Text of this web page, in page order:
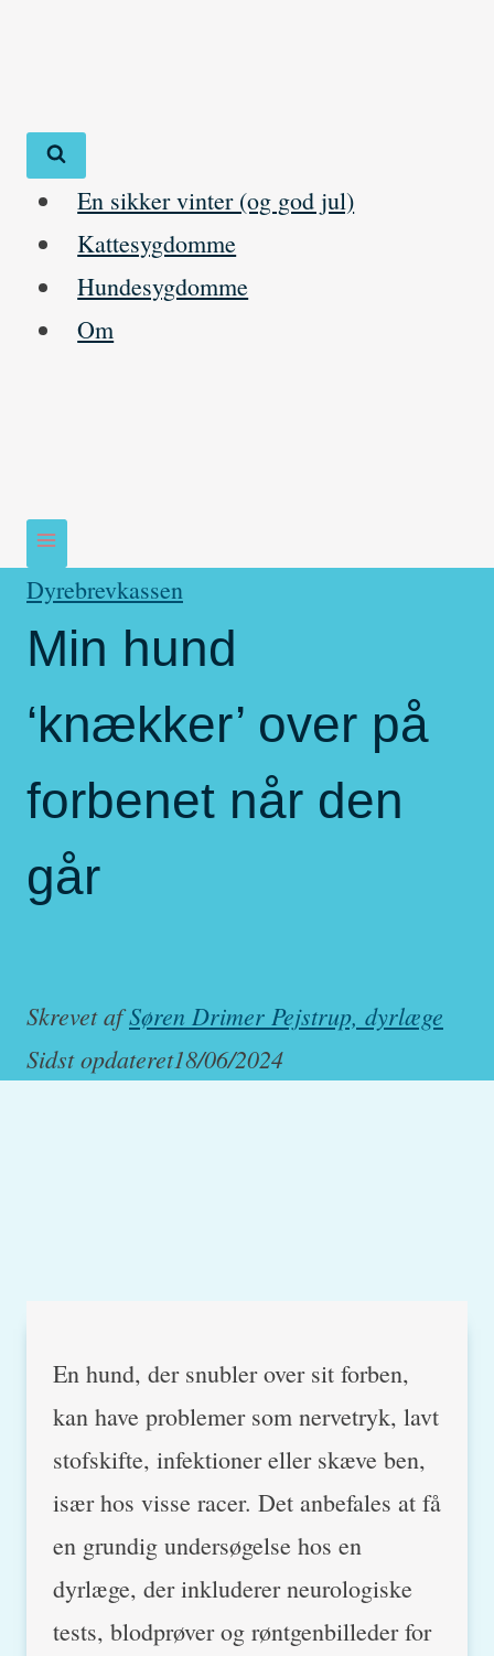
En sikker vinter (og god jul)
Kattesygdomme
Hundesygdomme
Om
Dyrebrevkassen
Min hund
‘knækker’ over på
forbenet når den
går
Skrevet afSøren Drimer Pejstrup, dyrlæge
Sidst opdateret18/06/2024
En hund, der snubler over sit forben,
kan have problemer som nervetryk, lavt
stofskifte, infektioner eller skæve ben,
især hos visse racer. Det anbefales at få
en grundig undersøgelse hos en
dyrlæge, der inkluderer neurologiske
tests, blodprøver og røntgenbilleder for